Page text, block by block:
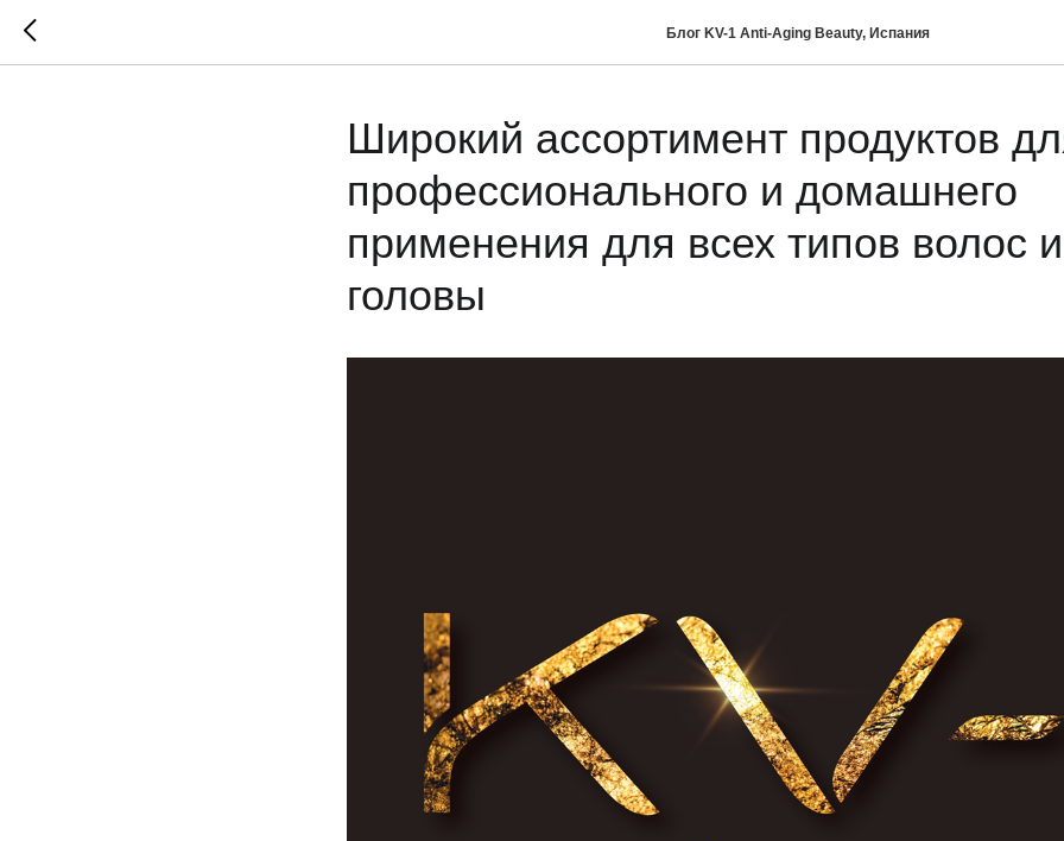
Блог KV-1 Anti-Aging Beauty, Испания
Широкий ассортимент продуктов
профессионального и домашнего
применения для всех типов волос
головы